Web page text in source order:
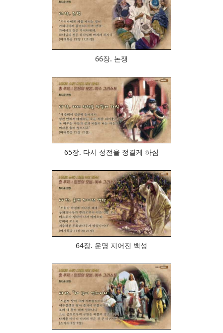
765
66장. 논쟁
845
65장. 다시 성전을 정결케 하심
763
64장. 운명 지어진 백성
728